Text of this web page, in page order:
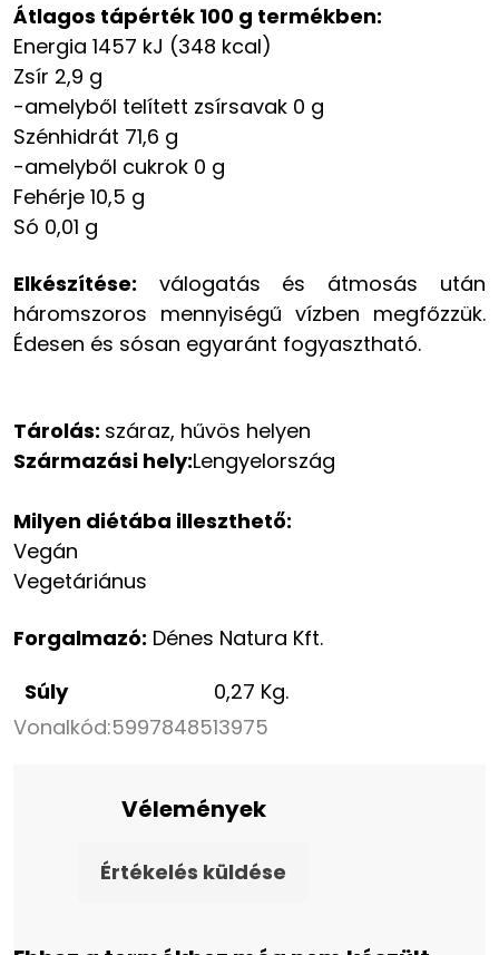
Átlagos tápérték 100 g termékben:
Energia 1457 kJ (348 kcal)
Zsír 2,9 g
-amelyből telített zsírsavak 0 g
Szénhidrát 71,6 g
-amelyből cukrok 0 g
Fehérje 10,5 g
Só 0,01 g
Elkészítése: válogatás és átmosás után
háromszoros mennyiségű vízben megfőzzük.
Édesen és sósan egyaránt fogyasztható.
Tárolás: száraz, hűvös helyen
Származási hely:Lengyelország
Milyen diétába illeszthető:
Vegán
Vegetáriánus
Forgalmazó: Dénes Natura Kft.
Súly
0,27 Kg.
Vonalkód:5997848513975
Vélemények
Értékelés küldése